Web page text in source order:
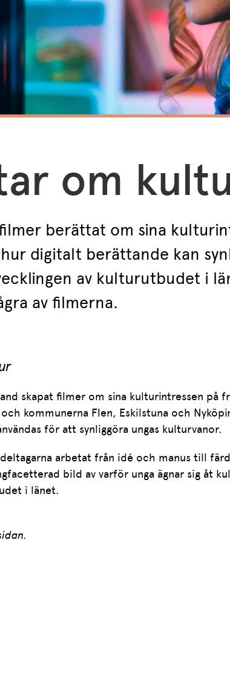
om
berättat om sina
digitalt berättande kan
av kulturutbudet i
av filmerna.
skapat filmer om sina kulturintressen på
kommunerna Flen, Eskilstuna och
för att synliggöra ungas kulturvanor.
arbetat från idé och manus till
bild av varför unga ägnar sig åt
i länet.